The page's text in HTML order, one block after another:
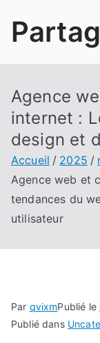
Agence
internet :
design et
Accueil 2025
Agence web et
tendances du
utilisateur
Par qvixmPublié le
Publié dans